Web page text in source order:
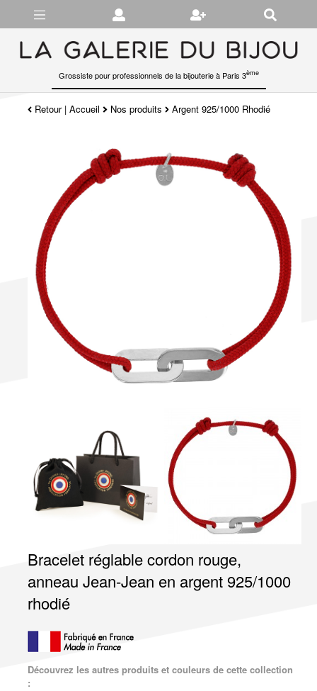
Grossiste pour professionnels de la bijouterie à Paris 3ème
Retour|Accueil Nos produits Argent 925/1000 Rhodié
Bracelet réglable cordon rouge,
anneau Jean-Jean en argent 925/1000
rhodié
Découvrez les autres produits et couleurs de cette collection
:
Gérer les préférences en matière de cookies